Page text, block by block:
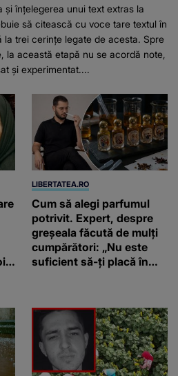
și înțelegerea unui text extras la
să citească cu voce tare textul în
trei cerințe legate de acesta. Spre
la această etapă nu se acordă note,
și experimentat....
LIBERTATEA.RO
Cum să alegi parfumul
potrivit. Expert, despre
greșeala făcută de mulți
cumpărători: „Nu este
suficient să-ți placă în